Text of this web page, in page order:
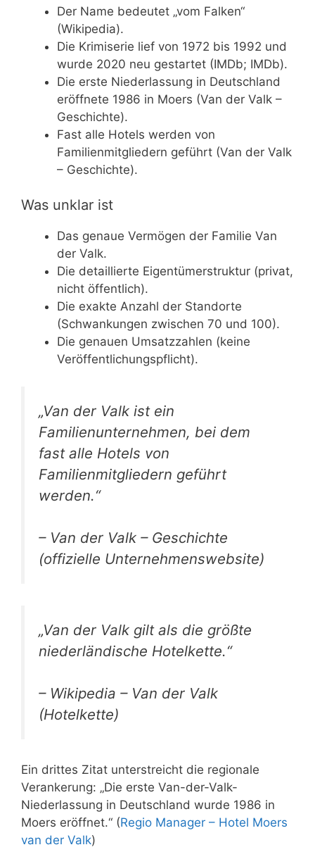
Der Name bedeutet „vom Falken“
(Wikipedia).
Die Krimiserie lief von 1972 bis 1992 und
wurde 2020 neu gestartet (IMDb; IMDb).
Die erste Niederlassung in Deutschland
eröffnete 1986 in Moers (Van der Valk –
Geschichte).
Fast alle Hotels werden von
Familienmitgliedern geführt (Van der Valk
– Geschichte).
Was unklar ist
Das genaue Vermögen der Familie Van
der Valk.
Die detaillierte Eigentümerstruktur (privat,
nicht öffentlich).
Die exakte Anzahl der Standorte
(Schwankungen zwischen 70 und 100).
Die genauen Umsatzzahlen (keine
Veröffentlichungspflicht).
„Van der Valk ist ein
Familienunternehmen, bei dem
fast alle Hotels von
Familienmitgliedern geführt
werden.“
– Van der Valk – Geschichte
(offizielle Unternehmenswebsite)
„Van der Valk gilt als die größte
niederländische Hotelkette.“
– Wikipedia – Van der Valk
(Hotelkette)
Ein drittes Zitat unterstreicht die regionale
Verankerung: „Die erste Van-der-Valk-
Niederlassung in Deutschland wurde 1986 in
Moers eröffnet.“ (Regio Manager – Hotel Moers
van der Valk)